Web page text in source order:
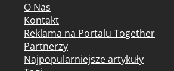
O Nas
Kontakt
Reklama na Portalu Together
Partnerzy
Najpopularniejsze artykuły